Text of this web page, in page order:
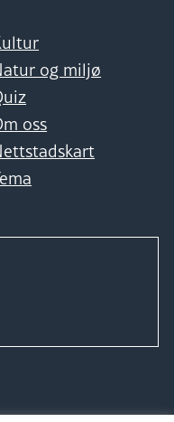
og miljø
oss